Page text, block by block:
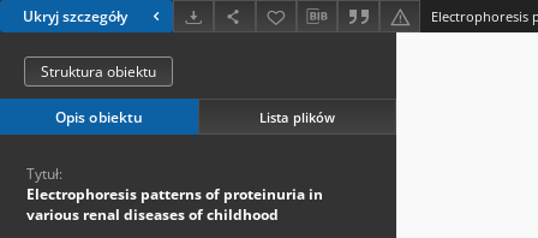
Ukryj szczegóły
Struktura obiektu
Opis obiektu Lista plików
Tytuł:
Electrophoresis patterns of proteinuria in
various renal diseases of childhood